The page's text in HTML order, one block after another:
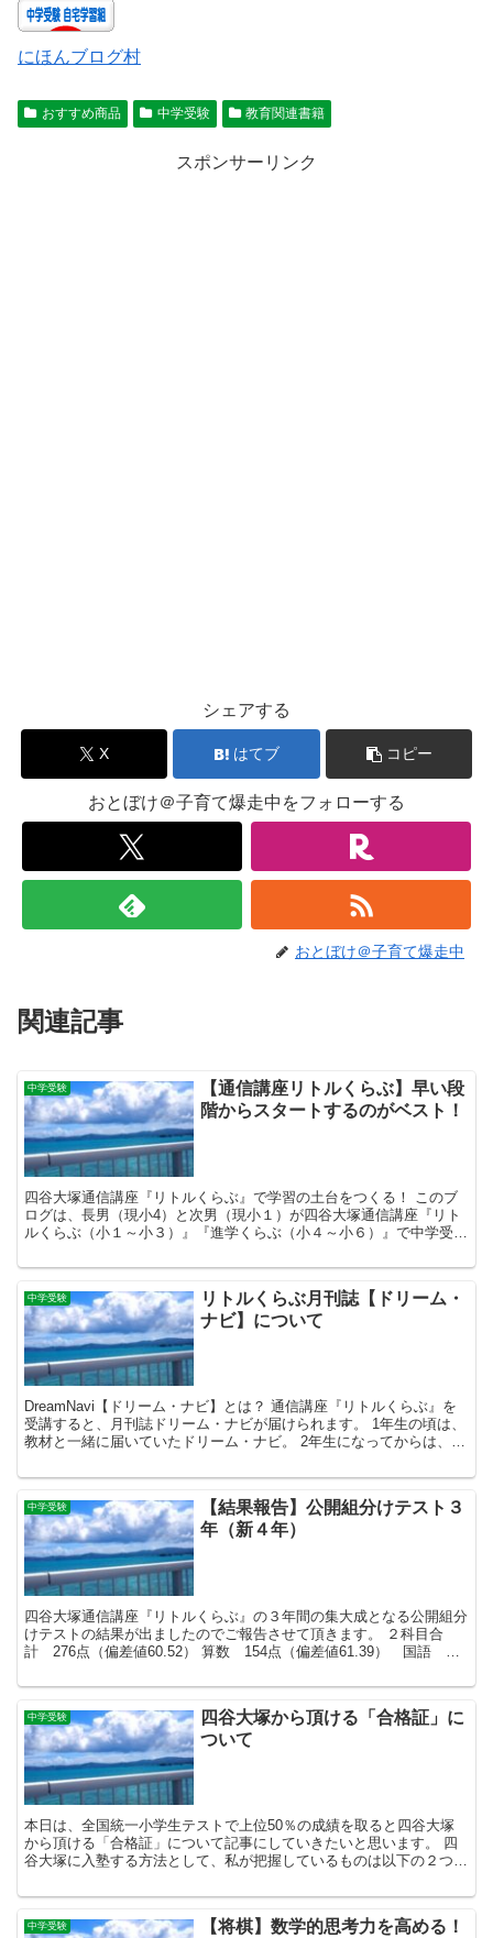
にほんブログ村
おすすめ商品 中学受験 教育関連書籍
スポンサーリンク
シェアする
X はてブ コピー
おとぼけ＠子育て爆走中をフォローする
おとぼけ＠子育て爆走中
関連記事
中学受験
【通信講座リトルくらぶ】早い段
階からスタートするのがベスト！
四谷大塚通信講座『リトルくらぶ』で学習の土台をつくる！ このブ
ログは、長男（現小4）と次男（現小１）が四谷大塚通信講座『リト
ルくらぶ（小１～小３）』『進学くらぶ（小４～小６）』で中学受験
中学受験
リトルくらぶ月刊誌【ドリーム・
ナビ】について
DreamNavi【ドリーム・ナビ】とは？ 通信講座『リトルくらぶ』を
受講すると、月刊誌ドリーム・ナビが届けられます。 1年生の頃は、
教材と一緒に届いていたドリーム・ナビ。 2年生になってからは、教
中学受験
【結果報告】公開組分けテスト３
年（新４年）
四谷大塚通信講座『リトルくらぶ』の３年間の集大成となる公開組分
けテストの結果が出ましたのでご報告させて頂きます。 ２科目合
計 276点（偏差値60.52） 算数 154点（偏差値61.39） 国語
中学受験
四谷大塚から頂ける「合格証」に
ついて
本日は、全国統一小学生テストで上位50％の成績を取ると四谷大塚
から頂ける「合格証」について記事にしていきたいと思います。 四
谷大塚に入塾する方法として、私が把握しているものは以下の２つで
中学受験
【将棋】数学的思考力を高める！